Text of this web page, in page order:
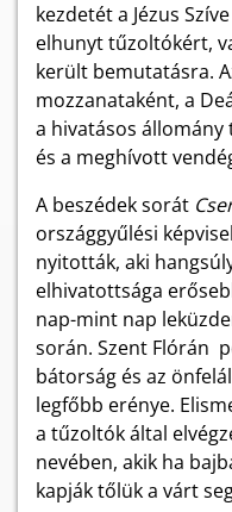
kezdetét a Jézus
elhunyt tűzoltókért,
került bemutatásra.
mozzanataként, a
a hivatásos
és a meghívott
A beszédek sorát
országgyűlési
nyitották, aki
elhivatottsága
nap-mint nap
során. Szent Flórán
bátorság és az
legfőbb erénye.
a tűzoltók által
nevében, akik ha
kapják tőlük a várt